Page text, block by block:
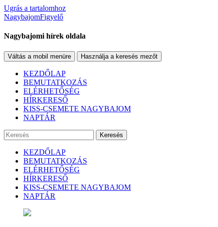
Ugrás a tartalomhoz
NagybajomFigyelő
Nagybajomi hírek oldala
Váltás a mobil menüre Használja a keresés mezőt
KEZDŐLAP
BEMUTATKOZÁS
ELÉRHETŐSÉG
HÍRKERESŐ
KISS-CSEMETE NAGYBAJOM
NAPTÁR
Keresés
KEZDŐLAP
BEMUTATKOZÁS
ELÉRHETŐSÉG
HÍRKERESŐ
KISS-CSEMETE NAGYBAJOM
NAPTÁR